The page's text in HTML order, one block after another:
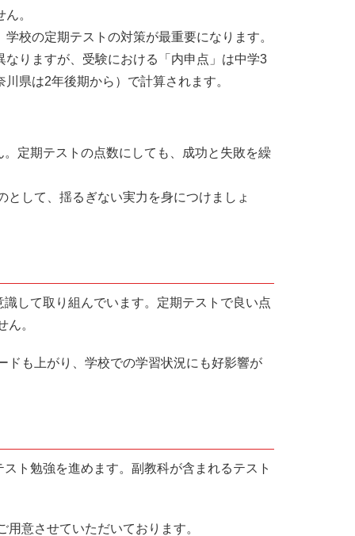
。
学校の定期テストの対策が最重要になります。
なりますが、受験における「内申点」は中学3
県は2年後期から）で計算されます。
定期テストの点数にしても、成功と失敗を繰
として、揺るぎない実力を身につけましょ
して取り組んでいます。定期テストで良い点
。
ドも上がり、学校での学習状況にも好影響が
ト勉強を進めます。副教科が含まれるテスト
意させていただいております。